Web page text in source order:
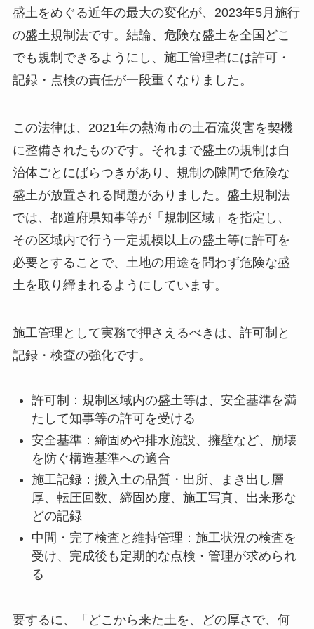
盛土をめぐる近年の最大の変化が、2023年5月施行
の盛土規制法です。結論、危険な盛土を全国どこ
でも規制できるようにし、施工管理者には許可・
記録・点検の責任が一段重くなりました。
この法律は、2021年の熱海市の土石流災害を契機
に整備されたものです。それまで盛土の規制は自
治体ごとにばらつきがあり、規制の隙間で危険な
盛土が放置される問題がありました。盛土規制法
では、都道府県知事等が「規制区域」を指定し、
その区域内で行う一定規模以上の盛土等に許可を
必要とすることで、土地の用途を問わず危険な盛
土を取り締まれるようにしています。
施工管理として実務で押さえるべきは、許可制と
記録・検査の強化です。
許可制：規制区域内の盛土等は、安全基準を満
たして知事等の許可を受ける
安全基準：締固めや排水施設、擁壁など、崩壊
を防ぐ構造基準への適合
施工記録：搬入土の品質・出所、まき出し層
厚、転圧回数、締固め度、施工写真、出来形な
どの記録
中間・完了検査と維持管理：施工状況の検査を
受け、完成後も定期的な点検・管理が求められ
る
要するに、「どこから来た土を、どの厚さで、何